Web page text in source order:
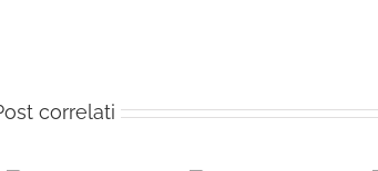
correlati